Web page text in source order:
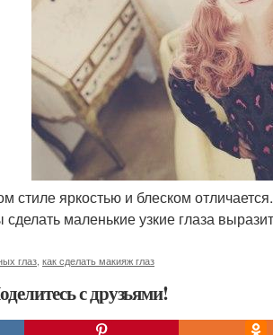
стиле яркостью и блеском
маленькие узкие глаза
глаз как сделать макияж глаз
с друзьями!